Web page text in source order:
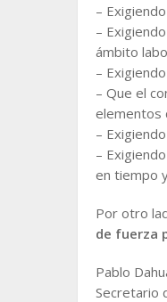
–
–
ámbito
–
– Que el
elementos
–
–
en tiempo
Por otro
de fuerza
Pablo
Secretario